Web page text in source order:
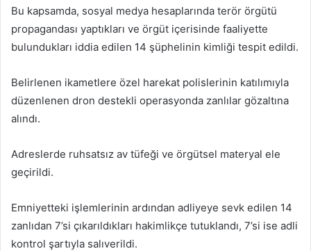
Bu kapsamda, sosyal medya hesaplarında terör örgütü
propagandası yaptıkları ve örgüt içerisinde faaliyette
bulundukları iddia edilen 14 şüphelinin kimliği tespit edildi.
Belirlenen ikametlere özel harekat polislerinin katılımıyla
düzenlenen dron destekli operasyonda zanlılar gözaltına
alındı.
Adreslerde ruhsatsız av tüfeği ve örgütsel materyal ele
geçirildi.
Emniyetteki işlemlerinin ardından adliyeye sevk edilen 14
zanlıdan 7’si çıkarıldıkları hakimlikçe tutuklandı, 7’si ise adli
kontrol şartıyla salıverildi.